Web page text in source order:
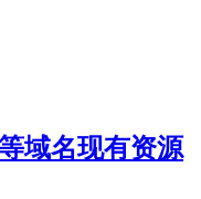
域名现有资源